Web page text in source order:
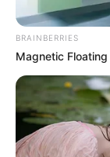
8. Chef
BRAINBERRIES
Magnetic